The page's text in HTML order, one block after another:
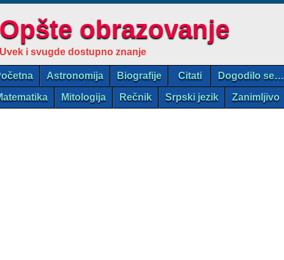
Opšte obrazovanje
Uvek i svugde dostupno znanje
Astronomija Biografije Citati Dogodilo se…
Mitologija Rečnik Srpski jezik Zanimljivo